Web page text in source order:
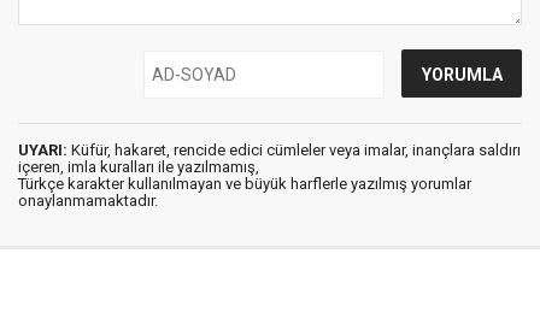
UYARI: Küfür, hakaret, rencide edici cümleler veya imalar, inançlara saldırı
içeren, imla kuralları ile yazılmamış,
Türkçe karakter kullanılmayan ve büyük harflerle yazılmış yorumlar
onaylanmamaktadır.